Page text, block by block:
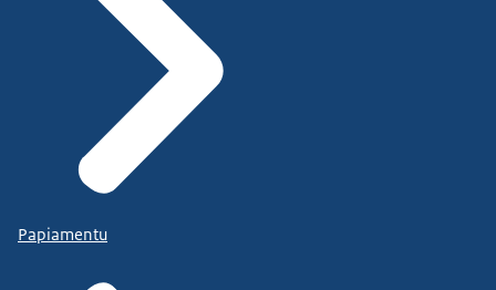
Papiamentu